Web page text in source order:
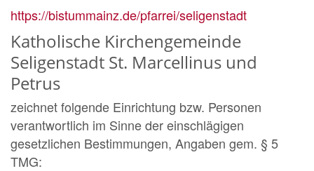
https://bistummainz.de/pfarrei/seligenstadt
Katholische Kirchengemeinde
Seligenstadt St. Marcellinus und
Petrus
zeichnet folgende Einrichtung bzw. Personen
verantwortlich im Sinne der einschlägigen
gesetzlichen Bestimmungen, Angaben gem. § 5
TMG: